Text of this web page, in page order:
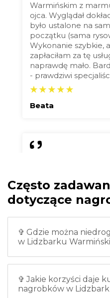
Warmińskim z
ojca. Wyglądał
było ustalone na
początku (sama
Wykonanie szybkie,
zapłaciłam za tę
naprawdę mało.
- prawdziwi
Beata
zamówiłam
Lidzbarku
zdjęciem. Wszystko
zrobione bardzo
czas, nie mam
Instalację również
profesjonaliści, więc
polecam.
Maria
Często
dotyczące
✞ Gdzie można
w Lidzbarku
✞ Jakie korzyści daje
nagrobków w